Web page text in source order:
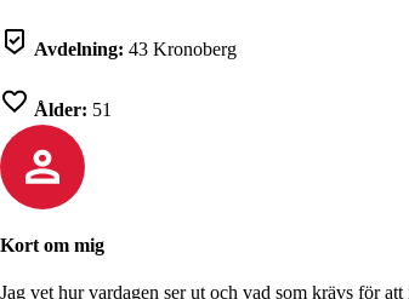
Avdelning: 43 Kronoberg
Ålder: 51
Kort om mig
Jag vet hur vardagen ser ut och vad som krävs för